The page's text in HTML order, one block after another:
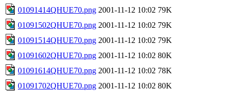
01091414QHUE70.png 2001-11-12 10:02 79K
01091502QHUE70.png 2001-11-12 10:02 79K
01091514QHUE70.png 2001-11-12 10:02 79K
01091602QHUE70.png 2001-11-12 10:02 80K
01091614QHUE70.png 2001-11-12 10:02 78K
01091702QHUE70.png 2001-11-12 10:02 80K